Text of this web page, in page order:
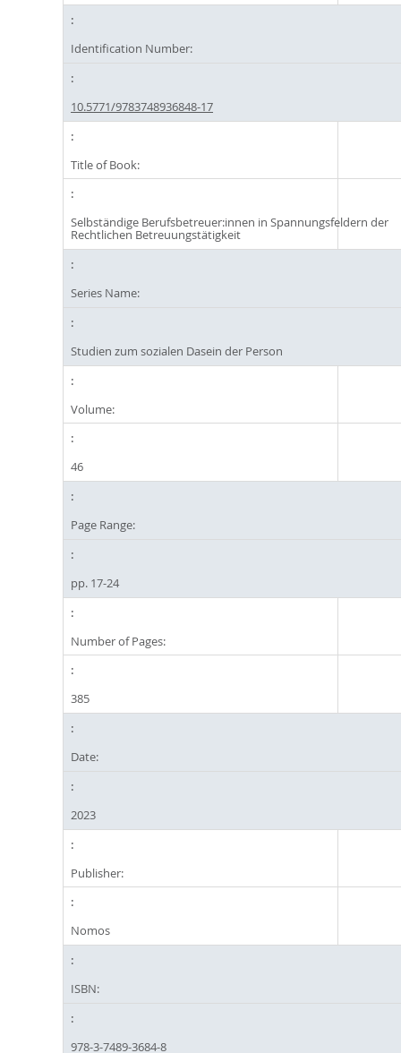
Identification Number:
10.5771/9783748936848-17
Title of Book:
Selbständige Berufsbetreuer:innen in Spannungsfeldern der
Rechtlichen Betreuungstätigkeit
Series Name:
Studien zum sozialen Dasein der Person
Volume:
46
Page Range:
pp. 17-24
Number of Pages:
385
Date:
2023
Publisher:
Nomos
ISBN:
978-3-7489-3684-8